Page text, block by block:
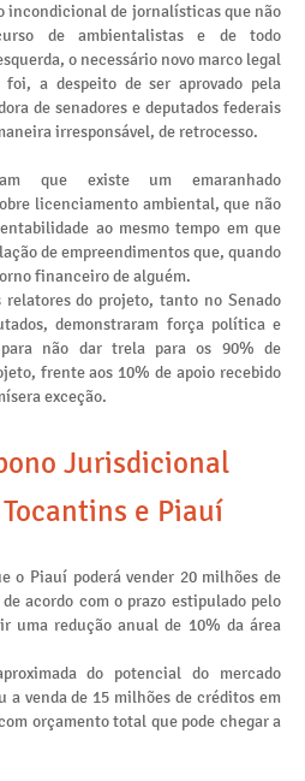
incondicional de jornalísticas que não
de ambientalistas e de todo
o necessário novo marco legal
a despeito de ser aprovado pela
de senadores e deputados federais
irresponsável, de retrocesso.
que existe um emaranhado
licenciamento ambiental, que não
ao mesmo tempo em que
de empreendimentos que, quando
financeiro de alguém.
relatores do projeto, tanto no Senado
demonstraram força política e
não dar trela para os 90% de
frente aos 10% de apoio recebido
exceção.
Jurisdicional
e Piauí
o Piauí poderá vender 20 milhões de
acordo com o prazo estipulado pelo
uma redução anual de 10% da área
do potencial do mercado
venda de 15 milhões de créditos em
orçamento total que pode chegar a